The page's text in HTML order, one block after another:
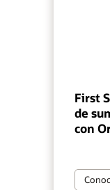
First
de
con